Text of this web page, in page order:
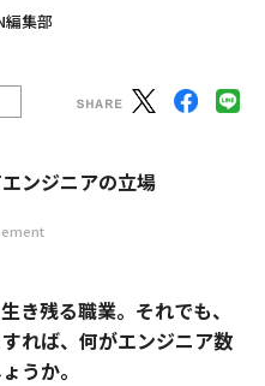
編集部
ンジニアの立場
残る職業。それでも、
れば、何がエンジニア数
うか。